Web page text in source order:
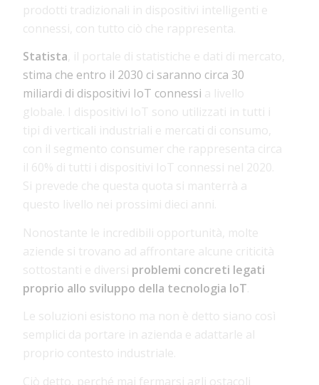
prodotti tradizionali in dispositivi intelligenti e
connessi, con tutto ciò che rappresenta.
Statista , il portale di statistiche e dati di mercato,
stima che entro il 2030 ci saranno circa 30
miliardi di dispositivi IoT connessi a livello
globale. I dispositivi IoT sono utilizzati in tutti i
tipi di verticali industriali e mercati di consumo,
con il segmento consumer che rappresenta circa
il 60% di tutti i dispositivi IoT connessi nel 2020.
Si prevede che questa quota si manterrà a
questo livello nei prossimi dieci anni.
Nonostante le incredibili opportunità, molte
aziende si trovano ad affrontare alcune criticità
sottostanti e diversi problemi concreti legati
proprio allo sviluppo della tecnologia IoT
Le soluzioni esistono ma non è detto siano così
semplici da portare in azienda e adattarle al
proprio contesto industriale.
Ciò detto, perché mai fermarsi agli ostacoli